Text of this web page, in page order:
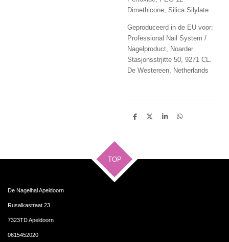
Dimethicone, Silica Silylate.
Geproduceerd in de EU voor:
Professional Nail System /
Nagelproduct, Noarder
Stasjonsstrjitte 50, 9271 CL.
De Westereen, Netherlands
D
D
S
D
TOP
De Nagelhal Apeldoorn
Rusalkastraat 23
7323TD Apeldoorn
0615452020